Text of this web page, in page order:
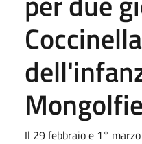
Il 29 febbraio e 1° marzo